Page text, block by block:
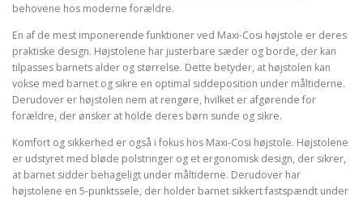
behovene hos moderne forældre.
En af de mest imponerende funktioner ved Maxi-Cosi højstole er deres
praktiske design. Højstolene har justerbare sæder og borde, der kan
tilpasses barnets alder og størrelse. Dette betyder, at højstolen kan
vokse med barnet og sikre en optimal siddeposition under måltiderne.
Derudover er højstolen nem at rengøre, hvilket er afgørende for
forældre, der ønsker at holde deres børn sunde og sikre.
Komfort og sikkerhed er også i fokus hos Maxi-Cosi højstole. Højstolene
er udstyret med bløde polstringer og et ergonomisk design, der sikrer,
at barnet sidder behageligt under måltiderne. Derudover har
højstolene en 5-punktssele, der holder barnet sikkert fastspændt under